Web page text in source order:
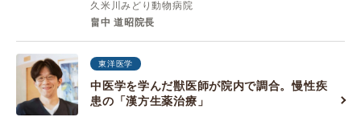
久米川みどり動物病院
畠中 道昭院長
東洋医学
中医学を学んだ獣医師が院内で調合。慢性疾
患の「漢方生薬治療」